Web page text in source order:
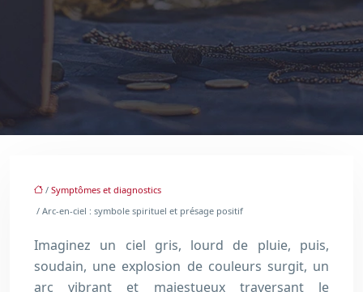
/ Symptômes et diagnostics
/ Arc-en-ciel : symbole spirituel et présage positif
Imaginez un ciel gris, lourd de pluie, puis,
soudain, une explosion de couleurs surgit, un
arc vibrant et majestueux traversant le